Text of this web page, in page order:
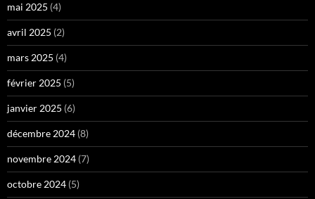
mai 2025 (4)
avril 2025 (2)
mars 2025 (4)
février 2025 (5)
janvier 2025 (6)
décembre 2024 (8)
novembre 2024 (7)
octobre 2024 (5)